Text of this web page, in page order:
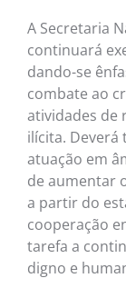
A Secretaria
continuará
dando-se
combate ao
atividades de
ilícita. Deverá
atuação em
de aumentar
a partir do
cooperação
tarefa a
digno e